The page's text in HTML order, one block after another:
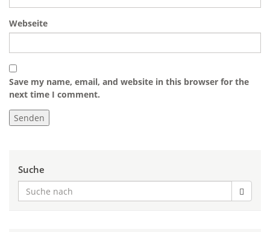
Webseite
Save my name, email, and website in this browser for the
next time I comment.
Suche